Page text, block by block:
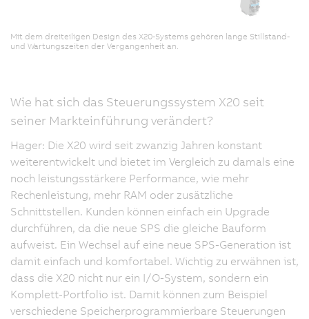
Mit dem dreiteiligen Design des X20-Systems gehören lange Stillstand-
und Wartungszeiten der Vergangenheit an.
Wie hat sich das Steuerungssystem X20 seit
seiner Markteinführung verändert?
Hager: Die X20 wird seit zwanzig Jahren konstant
weiterentwickelt und bietet im Vergleich zu damals eine
noch leistungsstärkere Performance, wie mehr
Rechenleistung, mehr RAM oder zusätzliche
Schnittstellen. Kunden können einfach ein Upgrade
durchführen, da die neue SPS die gleiche Bauform
aufweist. Ein Wechsel auf eine neue SPS-Generation ist
damit einfach und komfortabel. Wichtig zu erwähnen ist,
dass die X20 nicht nur ein I/O-System, sondern ein
Komplett-Portfolio ist. Damit können zum Beispiel
verschiedene Speicherprogrammierbare Steuerungen